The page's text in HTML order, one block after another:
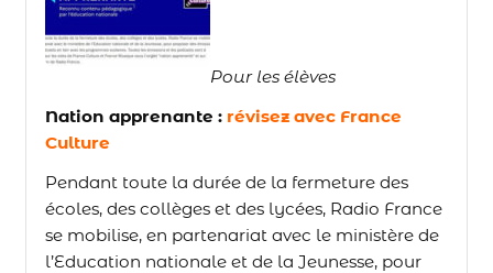
Pour les élèves
Nation apprenante : révisez avec France
Culture
Pendant toute la durée de la fermeture des
écoles, des collèges et des lycées, Radio France
se mobilise, en partenariat avec le ministère de
l’Education nationale et de la Jeunesse, pour